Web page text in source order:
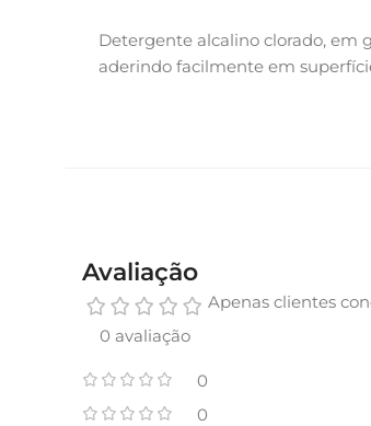
Detergente alcalino clorado, em
aderindo facilmente em
Avaliação
0 avaliação
0
0
Apenas clientes